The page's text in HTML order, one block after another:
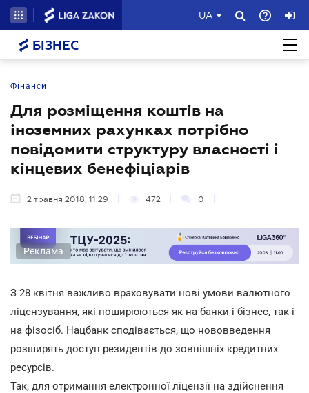
UA
БІЗНЕС
Фінанси
Для розміщення коштів на
іноземних рахунках потрібно
повідомити структуру власності і
кінцевих бенефіціарів
2 травня 2018, 11:29 472 0
Реклама
З 28 квітня важливо враховувати нові умови валютного
ліцензування, які поширюються як на банки і бізнес, так і
на фізосіб. Нацбанк сподівається, що нововведення
розширять доступ резидентів до зовнішніх кредитних
ресурсів.
Так, для отримання електронної ліцензії на здійснення